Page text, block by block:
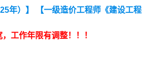
年）】
【一级造价工程师《建设工
工作年限有调整！！！